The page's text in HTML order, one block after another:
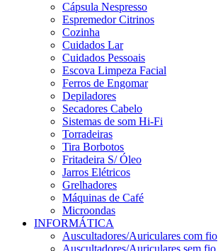
Cápsula Nespresso
Espremedor Citrinos
Cozinha
Cuidados Lar
Cuidados Pessoais
Escova Limpeza Facial
Ferros de Engomar
Depiladores
Secadores Cabelo
Sistemas de som Hi-Fi
Torradeiras
Tira Borbotos
Fritadeira S/ Óleo
Jarros Elétricos
Grelhadores
Máquinas de Café
Microondas
INFORMÁTICA
Auscultadores/Auriculares com fio
Auscultadores/Auriculares sem fio